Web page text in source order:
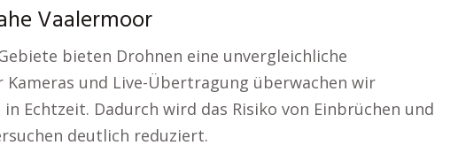
Vaalermoor
bieten Drohnen eine unvergleichliche
und Live-Übertragung überwachen wir
Echtzeit. Dadurch wird das Risiko von Einbrüchen und
deutlich reduziert.